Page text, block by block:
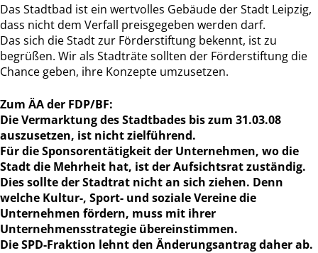
Das Stadtbad ist ein wertvolles Gebäude der Stadt Leipzig,
dass nicht dem Verfall preisgegeben werden darf.
Das sich die Stadt zur Förderstiftung bekennt, ist zu
begrüßen. Wir als Stadträte sollten der Förderstiftung die
Chance geben, ihre Konzepte umzusetzen.
Zum ÄA der FDP/BF:
Die Vermarktung des Stadtbades bis zum 31.03.08
auszusetzen, ist nicht zielführend.
Für die Sponsorentätigkeit der Unternehmen, wo die
Stadt die Mehrheit hat, ist der Aufsichtsrat zuständig.
Dies sollte der Stadtrat nicht an sich ziehen. Denn
welche Kultur-, Sport- und soziale Vereine die
Unternehmen fördern, muss mit ihrer
Unternehmensstrategie übereinstimmen.
Die SPD-Fraktion lehnt den Änderungsantrag daher ab.